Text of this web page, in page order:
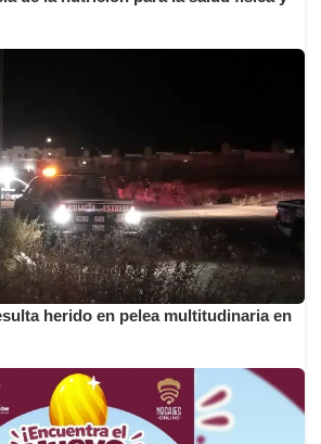
herido en pelea multitudinaria en